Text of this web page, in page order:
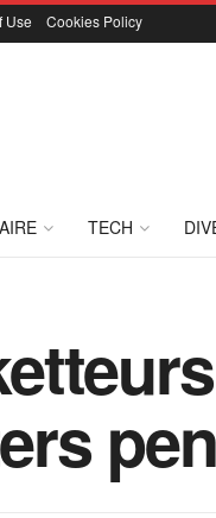
Use Cookies Policy
TECH